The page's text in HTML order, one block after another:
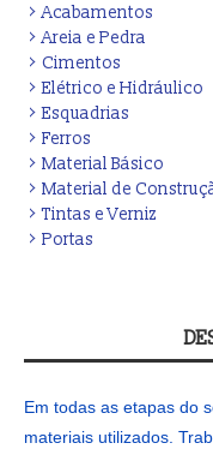
Acabamentos
Areia e Pedra
Cimentos
Elétrico e Hidráulico
Esquadrias
Ferros
Material Básico
Material de
Tintas e Verniz
Portas
Em todas as etapas do
materiais utilizados.